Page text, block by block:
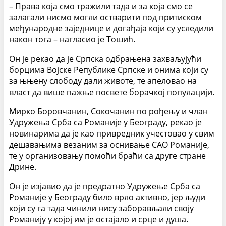
– Права која смо тражили тада и за која смо се
залагали нисмо могли остварити под притиском
међународне заједнице и догађаја који су уследили
након тога – нагласио је Тошић.
Он је рекао да је Српска одбрањена захваљујући
борцима Војске Републике Српске и онима који су
за њњену слободу дали животе, те апеловао на
власт да више пажње посвете борачкој популацији.
Мирко Боровчанин, Сокочанин по рођењу и члан
Удружења Срба са Романије у Београду, рекао је
новинарима да је као привредник учестовао у свим
дешавањима везаним за оснивање САО Романије,
те у организовању помоћи браћи са друге стране
Дрине.
Он је изјавио да је предратно Удружење Срба са
Романије у Београду било врло активно, јер људи
који су га тада чинили нису заборављали своју
Романију у којој им је остајало и срце и душа.